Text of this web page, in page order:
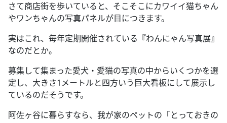
さて商店街を歩いていると、そこそこにカワイイ猫ちゃん
やワンちゃんの写真パネルが目につきます。
実はこれ、毎年定期開催されている『わんにゃん写真展』
なのだとか。
募集して集まった愛犬・愛猫の写真の中からいくつかを選
定し、大きさ1メートルと四方いう巨大看板にして展示し
ているのだそうです。
阿佐ヶ谷に暮らすなら、我が家のペットの「とっておきの